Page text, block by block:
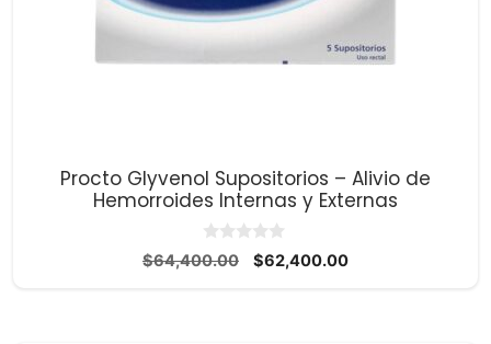
Procto Glyvenol Supositorios – Alivio de
Hemorroides Internas y Externas
0
d
$64,400.00
El
$62,400.00El